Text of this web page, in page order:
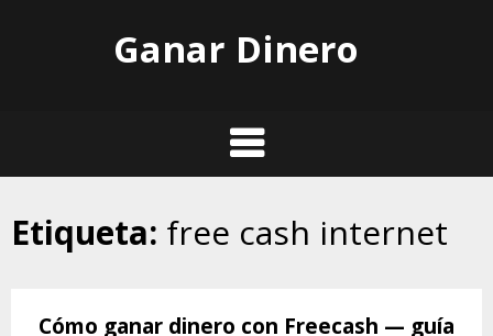
Ganar Dinero
Etiqueta: free cash internet
Cómo ganar dinero con Freecash — guía